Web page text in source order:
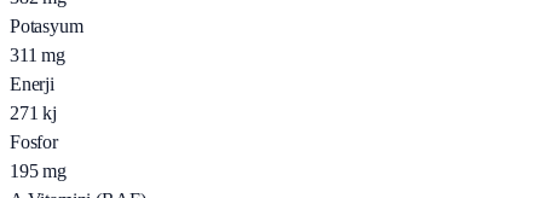
Potasyum
311 mg
Enerji
271 kj
Fosfor
195 mg